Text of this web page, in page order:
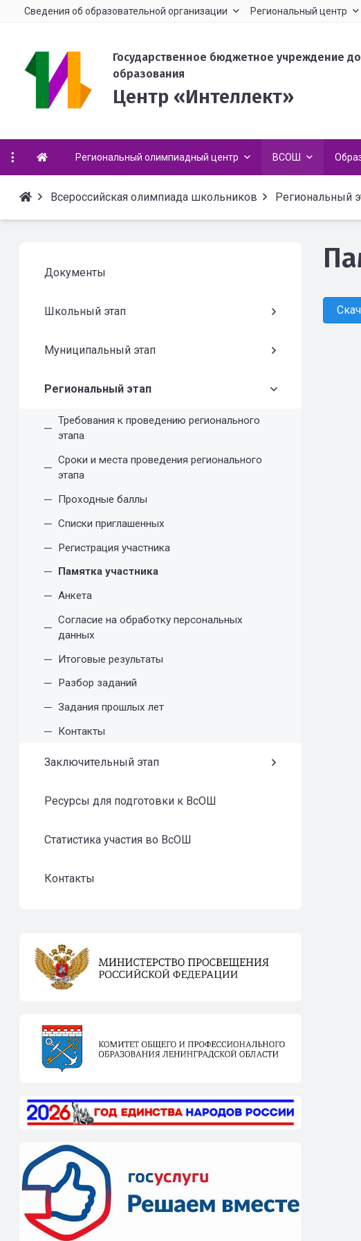
Сведения об образовательной организации Региональный центр
Государственное бюджетное учреждение
образования
Центр «Интеллект»
Региональный олимпиадный центр ВСОШ
Всероссийская олимпиада школьников Региональный
Документы
Школьный этап
Муниципальный этап
Региональный этап
Требования к проведению регионального
этапа
Сроки и места проведения регионального
этапа
Проходные баллы
Списки приглашенных
Регистрация участника
Памятка участника
Анкета
Cогласие на обработку персональных
данных
Итоговые результаты
Разбор заданий
Задания прошлых лет
Контакты
Заключительный этап
Ресурсы для подготовки к ВсОШ
Статистика участия во ВсОШ
Контакты